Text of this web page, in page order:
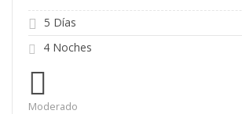
5 Días
4 Noches
Moderado